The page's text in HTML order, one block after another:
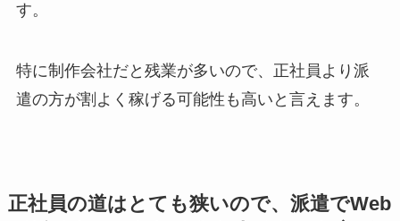
す。
特に制作会社だと残業が多いので、正社員より派
遣の方が割よく稼げる可能性も高いと言えます。
正社員の道はとても狭いので、派遣でWeb